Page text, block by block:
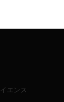
エンス